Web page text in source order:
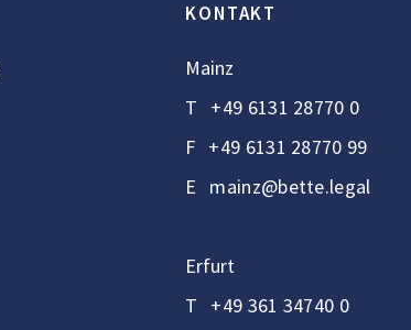
KONTAKT
Mainz
T +49 6131 28770 0
F +49 6131 28770 99
E mainz@bette.legal
Erfurt
T +49 361 34740 0